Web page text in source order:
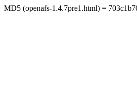
MD5 (openafs-1.4.7pre1.html) =